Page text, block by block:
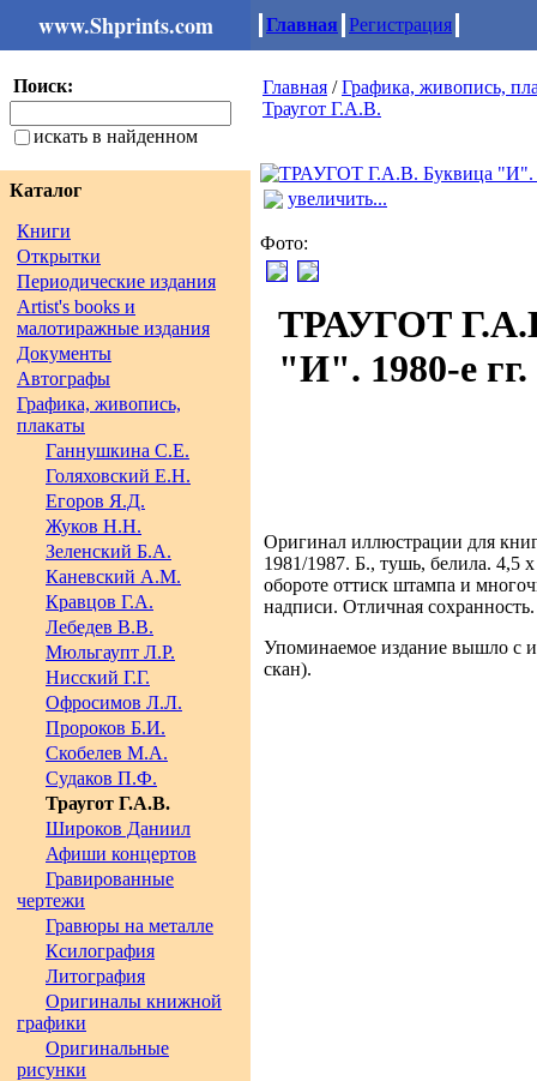
www.Shprints.com Главная Регистрация
Поиск:
искать в найденном
Каталог
Книги
Открытки
Периодические издания
Artist's books и
малотиражные издания
Документы
Автографы
Графика, живопись,
плакаты
Ганнушкина С.Е.
Голяховский Е.Н.
Егоров Я.Д.
Жуков Н.Н.
Зеленский Б.А.
Каневский А.М.
Кравцов Г.А.
Лебедев В.В.
Мюльгаупт Л.Р.
Нисский Г.Г.
Офросимов Л.Л.
Пророков Б.И.
Скобелев М.А.
Судаков П.Ф.
Траугот Г.А.В.
Широков Даниил
Афиши концертов
Гравированные
чертежи
Гравюры на металле
Ксилография
Литография
Оригиналы книжной
графики
Оригинальные
рисунки
Главная /Графика, живопись,
Траугот Г.А.В.
увеличить...
Фото:
ТРАУГОТ
"И". 1980-е гг.
Оригинал иллюстрации для
1981/1987. Б., тушь, белила. 4,5
обороте оттиск штампа и
надписи. Отличная сохранность.
Упоминаемое издание вышло с
скан).